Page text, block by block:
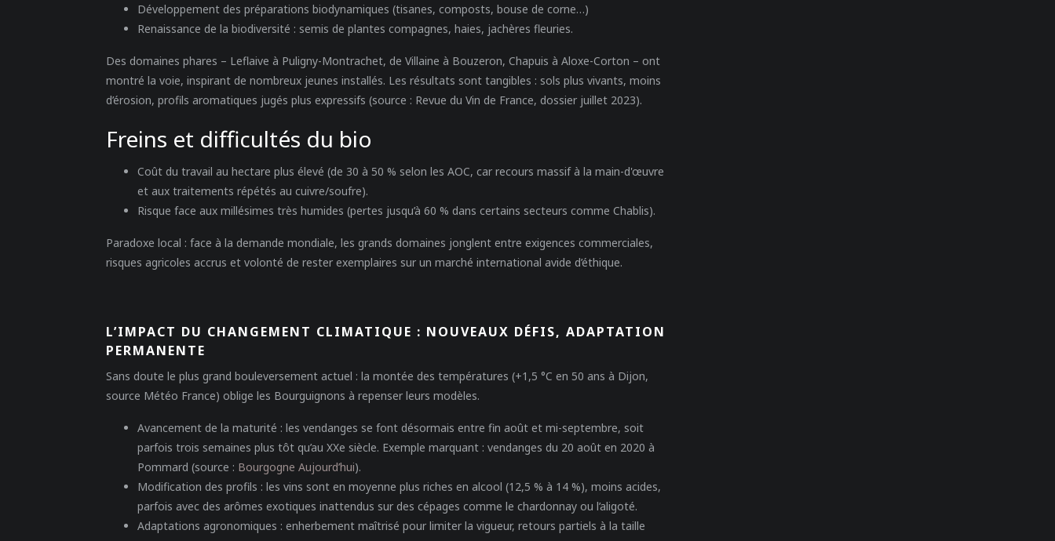
Développement des préparations biodynamiques (tisanes, composts, bouse de corne…)
Renaissance de la biodiversité : semis de plantes compagnes, haies, jachères fleuries.
Des domaines phares – Leflaive à Puligny-Montrachet, de Villaine à Bouzeron, Chapuis à Aloxe-Corton – ont
montré la voie, inspirant de nombreux jeunes installés. Les résultats sont tangibles : sols plus vivants, moins
d’érosion, profils aromatiques jugés plus expressifs (source : Revue du Vin de France, dossier juillet 2023).
Freins et difficultés du bio
Coût du travail au hectare plus élevé (de 30 à 50 % selon les AOC, car recours massif à la main-d'œuvre
et aux traitements répétés au cuivre/soufre).
Risque face aux millésimes très humides (pertes jusqu’à 60 % dans certains secteurs comme Chablis).
Paradoxe local : face à la demande mondiale, les grands domaines jonglent entre exigences commerciales,
risques agricoles accrus et volonté de rester exemplaires sur un marché international avide d’éthique.
L’IMPACT DU CHANGEMENT CLIMATIQUE : NOUVEAUX DÉFIS, ADAPTATION
PERMANENTE
Sans doute le plus grand bouleversement actuel : la montée des températures (+1,5 °C en 50 ans à Dijon,
source Météo France) oblige les Bourguignons à repenser leurs modèles.
Avancement de la maturité : les vendanges se font désormais entre fin août et mi-septembre, soit
parfois trois semaines plus tôt qu’au XXe siècle. Exemple marquant : vendanges du 20 août en 2020 à
Pommard (source : Bourgogne Aujourd’hui).
Modification des profils : les vins sont en moyenne plus riches en alcool (12,5 % à 14 %), moins acides,
parfois avec des arômes exotiques inattendus sur des cépages comme le chardonnay ou l’aligoté.
Adaptations agronomiques : enherbement maîtrisé pour limiter la vigueur, retours partiels à la taille